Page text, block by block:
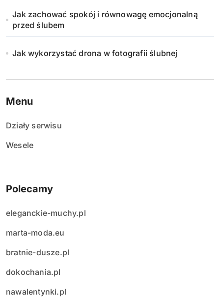
Jak zachować spokój i równowagę emocjonalną
przed ślubem
Jak wykorzystać drona w fotografii ślubnej
Menu
Działy serwisu
Wesele
Polecamy
eleganckie-muchy.pl
marta-moda.eu
bratnie-dusze.pl
dokochania.pl
nawalentynki.pl